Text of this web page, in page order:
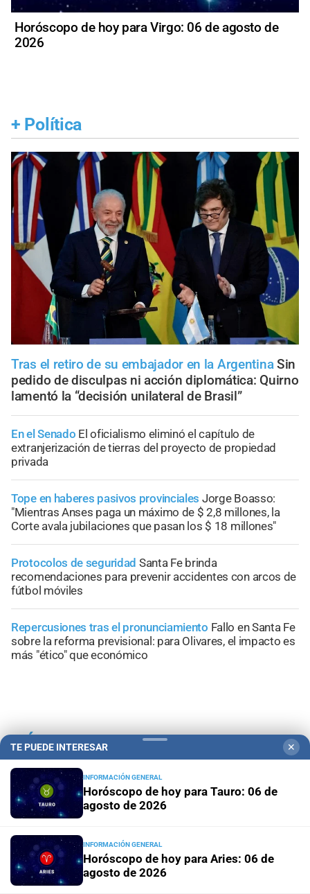
Horóscopo de hoy para Virgo: 06 de agosto de
2026
+ Política
Tras el retiro de su embajador en la Argentina Sin
pedido de disculpas ni acción diplomática: Quirno
lamentó la “decisión unilateral de Brasil”
En el Senado El oficialismo eliminó el capítulo de
extranjerización de tierras del proyecto de propiedad
privada
Tope en haberes pasivos provinciales Jorge Boasso:
"Mientras Anses paga un máximo de $ 2,8 millones, la
Corte avala jubilaciones que pasan los $ 18 millones"
Protocolos de seguridad Santa Fe brinda
recomendaciones para prevenir accidentes con arcos de
fútbol móviles
Repercusiones tras el pronunciamiento Fallo en Santa Fe
sobre la reforma previsional: para Olivares, el impacto es
más "ético" que económico
+Área Metropolitana
TE PUEDE INTERESAR ✕
INFORMACIÓN GENERAL
Horóscopo de hoy para Tauro: 06 de
agosto de 2026
INFORMACIÓN GENERAL
Horóscopo de hoy para Aries: 06 de
agosto de 2026